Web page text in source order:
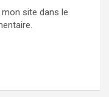
site dans le